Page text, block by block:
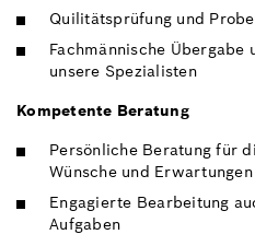
Quilitätsprüfung und
Fachmännische Übergabe
unsere Spezialisten
Kompetente Beratung
Persönliche Beratung für
Wünsche und Erwartungen
Engagierte Bearbeitung
Aufgaben